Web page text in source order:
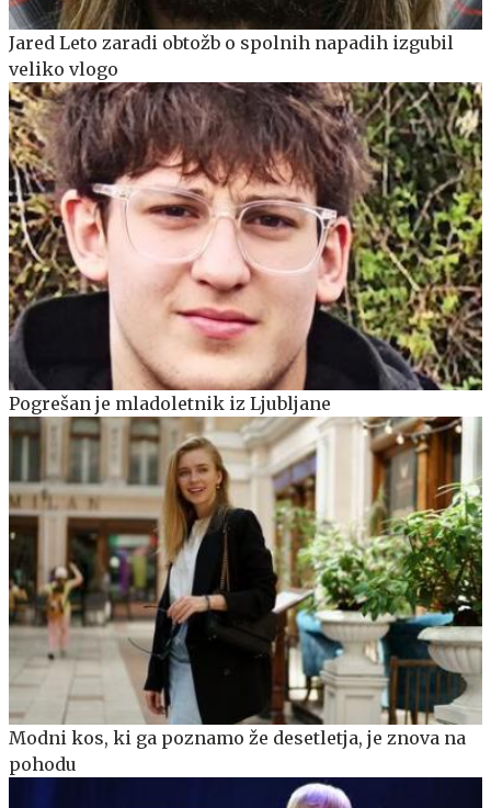
Jared Leto zaradi obtožb o spolnih napadih izgubil
veliko vlogo
Pogrešan je mladoletnik iz Ljubljane
Modni kos, ki ga poznamo že desetletja, je znova na
pohodu